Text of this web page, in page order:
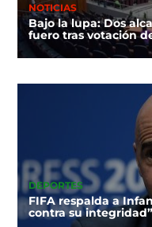
NOTICIAS
Bajo la lupa: Dos
fuero tras votación
DEPORTES
FIFA respalda a
contra su integridad”